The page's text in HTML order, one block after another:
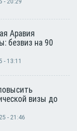
- 20:29
Аравия
безвиз на 90
- 13:11
визы до
- 21:46